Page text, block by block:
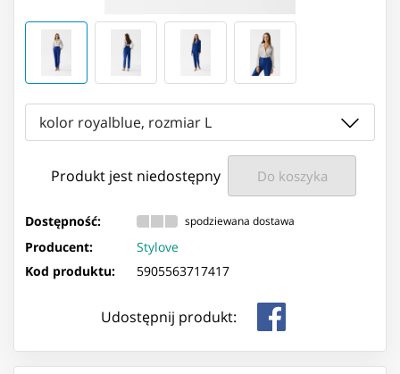
kolor royalblue, rozmiar L
Produkt jest niedostępny Do koszyka
Dostępność: spodziewana dostawa
Producent:
Stylove
Kod produktu:
5905563717417
Udostępnij produkt: